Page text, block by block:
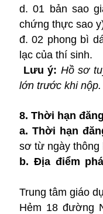
d. 01 bản sao
chứng thực sao
đ. 02 phong bì
lạc của thí sinh.
Lưu ý: Hồ sơ
lớn trước khi nộp.
8. Thời hạn
a. Thời hạn
sơ từ ngày thông
b. Địa điểm
Trung tâm giáo
Hẻm 18 đường